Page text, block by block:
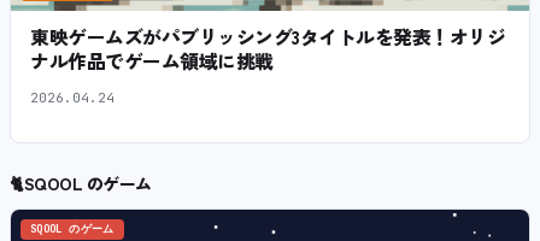
東映ゲームズがパブリッシング3タイトルを発表！オリジ
ナル作品でゲーム領域に挑戦
2026.04.24
🐈SQOOL のゲーム
SQOOL のゲーム